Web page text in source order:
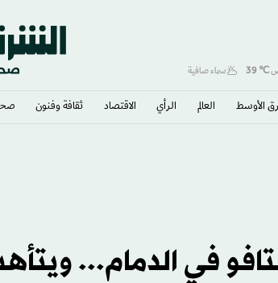
℃
39 سماء صافية
الأوسط​ العالم الرأي الاقتصاد ثقافة وفنون
في الدمام...